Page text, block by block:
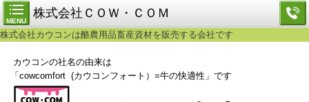
MENU
株式会社ＣＯＷ・ＣＯＭ
株式会社カウコンは酪農用品畜産資材を販売する会社です
カウコンの社名の由来は
「cowcomfort (カウコンフォート）=牛の快適性」です